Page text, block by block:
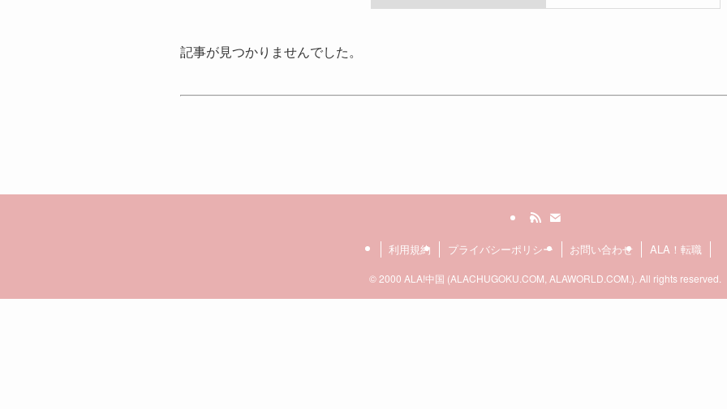
記事が見つかりませんでした。
利用規約 プライバシーポリシー お問い合わせ ALA！転職
©2000 ALA!中国 (ALACHUGOKU.COM, ALAWORLD.COM.). All rights reserved.